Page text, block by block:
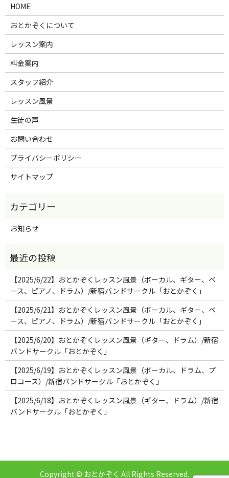
HOME
おとかぞくについて
レッスン案内
料金案内
スタッフ紹介
レッスン風景
生徒の声
お問い合わせ
プライバシーポリシー
サイトマップ
お知らせ
【2025/6/22】おとかぞくレッスン風景（ボーカル、ギター、ベ
ース、ピアノ、ドラム）/新宿バンドサークル「おとかぞく」
【2025/6/21】おとかぞくレッスン風景（ボーカル、ギター、ベ
ース、ピアノ、ドラム）/新宿バンドサークル「おとかぞく」
【2025/6/20】おとかぞくレッスン風景（ギター、ドラム）/新宿
バンドサークル「おとかぞく」
【2025/6/19】おとかぞくレッスン風景（ボーカル、ドラム、プ
ロコース）/新宿バンドサークル「おとかぞく」
【2025/6/18】おとかぞくレッスン風景（ギター、ドラム）/新宿
バンドサークル「おとかぞく」
Copyright © おとかぞく All Rights Reserved.